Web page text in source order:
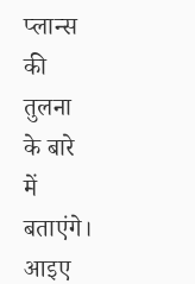
प्लान्स
की
तुलना
के बारे
में
बताएंगे।
आइए